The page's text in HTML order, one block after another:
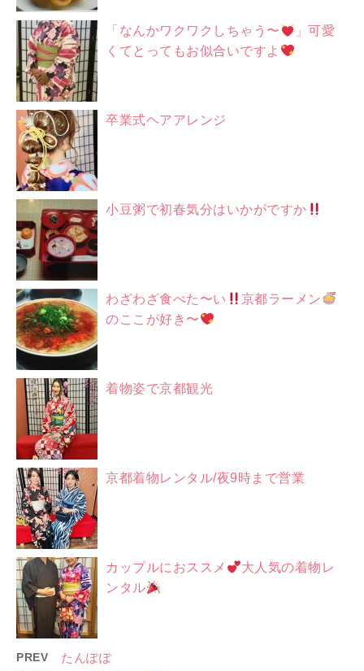
「なんかワクワクしちゃう〜
」可愛
くてとってもお似合いですよ
卒業式ヘアアレンジ
小豆粥で初春気分はいかがですか
わざわざ食べた〜い
京都ラーメン
のここが好き〜
着物姿で京都観光
京都着物レンタル/夜9時まで営業
カップルにおススメ
大人気の着物レ
ンタル
PREV たんぽぽ